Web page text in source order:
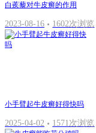
白蒺藜对牛皮癣的作用
2023-08-16 1602次浏览
小手臂起牛皮癣好得快吗
2025-04-02 1571次浏览